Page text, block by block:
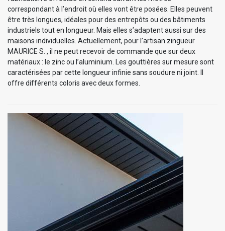
correspondant à l’endroit où elles vont être posées. Elles peuvent
être très longues, idéales pour des entrepôts ou des bâtiments
industriels tout en longueur. Mais elles s’adaptent aussi sur des
maisons individuelles. Actuellement, pour l’artisan zingueur
MAURICE S. , il ne peut recevoir de commande que sur deux
matériaux : le zinc ou l’aluminium. Les gouttières sur mesure sont
caractérisées par cette longueur infinie sans soudure ni joint. Il
offre différents coloris avec deux formes.